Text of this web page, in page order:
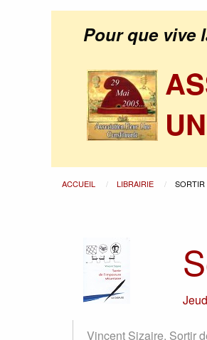
Pour que vive
ACCUEIL LIBRAIRIE SORTIR
Vincent Sizaire, Sortir